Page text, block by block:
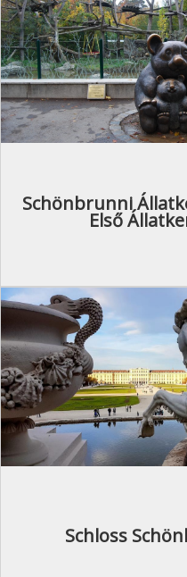
Schönbrunni
Első
Schloss